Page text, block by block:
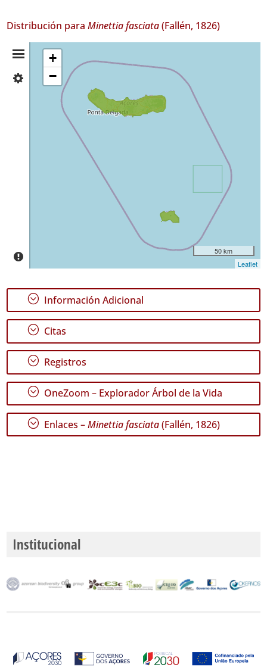
Distribución paraMinettia fasciata(Fallén, 1826)
Resumen
São
Fechas
+
−
50 km
Leaflet
; Información Adicional
; Citas
; Registros
; OneZoom – Explorador Árbol de la Vida
; Enlaces –Minettia fasciata(Fallén, 1826)
Institucional